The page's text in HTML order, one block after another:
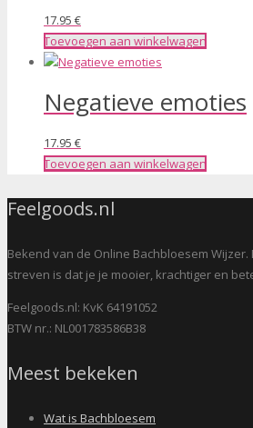
17.95 €
Toevoegen aan winkelwagen
Negatieve emoties
17.95 €
Toevoegen aan winkelwagen
Feelgoods.nl
Bekend van de Online Bachbloesem
streven is dat je je mooier, krachtiger en
Feelgoods.nl: KvK 64191052
BTW nr.: NL001783586B38
Meest bekeken
Wat is Bachbloesem